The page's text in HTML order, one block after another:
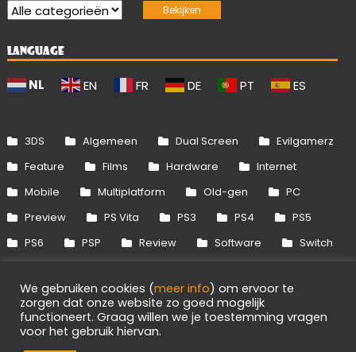
LANGUAGE
NL EN FR DE PT ES
3DS Algemeen Dual Screen
Evilgamerz
Feature
Films Hardware
Internet
Mobile
Multiplatform Old-gen
PC
Preview
PS Vita PS3 PS4
PS5
PS6
PSP Review Software
Switch
Xbox 360
Xbox One Xbox Series
We gebruiken cookies (meer info) om ervoor te
zorgen dat onze website zo goed mogelijk
functioneert. Graag willen we je toestemming vragen
voor het gebruik hiervan.